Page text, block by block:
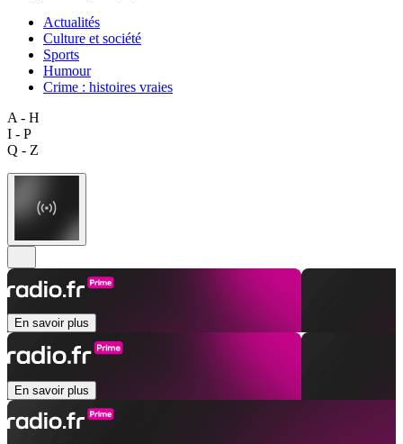
Actualités
Culture et société
Sports
Humour
Crime : histoires vraies
A - H
I - P
Q - Z
En savoir plus
En savoir plus